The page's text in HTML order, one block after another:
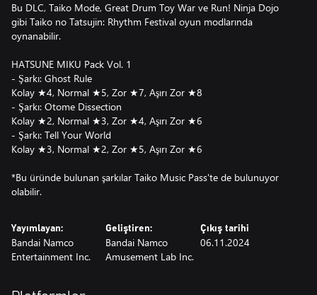
Bu DLC, Taiko Mode, Great Drum Toy War ve Run! Ninja Dojo
gibi Taiko no Tatsujin: Rhythm Festival oyun modlarında
oynanabilir.
HATSUNE MIKU Pack Vol. 1
- Şarkı: Ghost Rule
Kolay ★4, Normal ★5, Zor ★7, Aşırı Zor ★8
- Şarkı: Otome Dissection
Kolay ★2, Normal ★3, Zor ★4, Aşırı Zor ★6
- Şarkı: Tell Your World
Kolay ★3, Normal ★2, Zor ★5, Aşırı Zor ★6
*Bu üründe bulunan şarkılar Taiko Music Pass'te de bulunuyor
olabilir.
Yayımlayan:
Bandai Namco
Entertainment Inc.
Geliştiren:
Bandai Namco
Amusement Lab Inc.
Çıkış tarihi
06.11.2024